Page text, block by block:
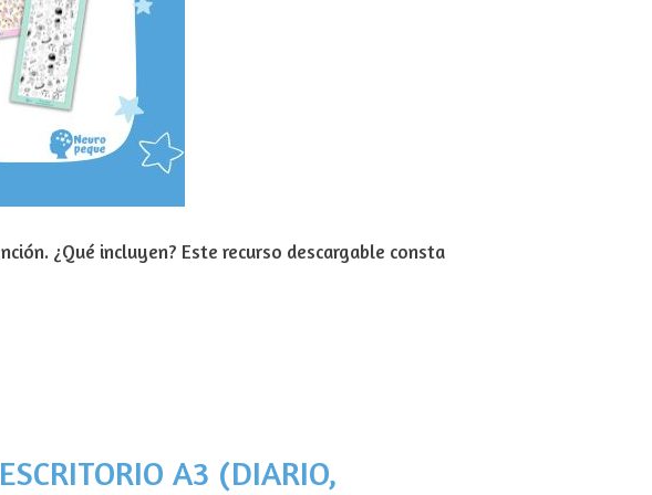
¿Qué incluyen? Este recurso descargable consta
A3 (DIARIO,